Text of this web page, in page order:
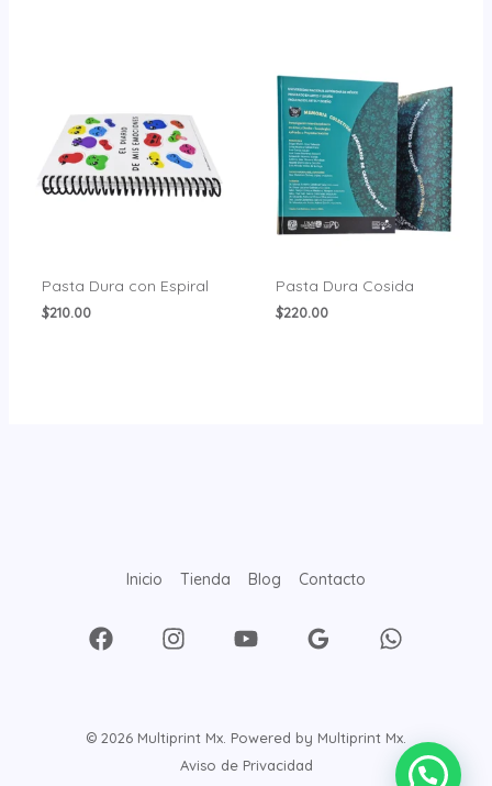
Pasta Dura con Espiral
$210.00
Pasta Dura Cosida
$220.00
Inicio Tienda Blog Contacto
© 2026 Multiprint Mx. Powered by Multiprint Mx.
Aviso de Privacidad